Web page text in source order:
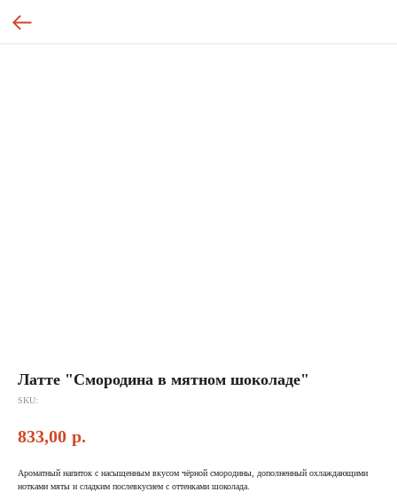
Латте "Смородина в мятном шоколаде"
SKU:
833,00 р.
Ароматный напиток с насыщенным вкусом чёрной смородины, дополненный охлаждающими
нотками мяты и сладким послевкусием с оттенками шоколада.